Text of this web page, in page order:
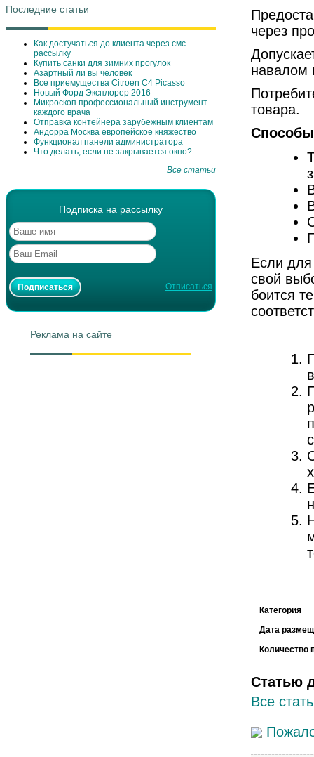
Последние статьи
Как достучаться до клиента через смс
рассылку
Купить санки для зимних прогулок
Азартный ли вы человек
Все приемущества Сitroen C4 Picasso
Новый Форд Эксплорер 2016
Микроскоп профессиональный инструмент
каждого врача
Отправка контейнера зарубежным клиентам
Андорра Москва европейское княжество
Функционал панели администратора
Что делать, если не закрывается окно?
Все статьи
Подписка на рассылку
Отписаться
Реклама на сайте
через
навалом
товара.
Если для
свой
боится
Категория
Дата
Количество
Статью
Все